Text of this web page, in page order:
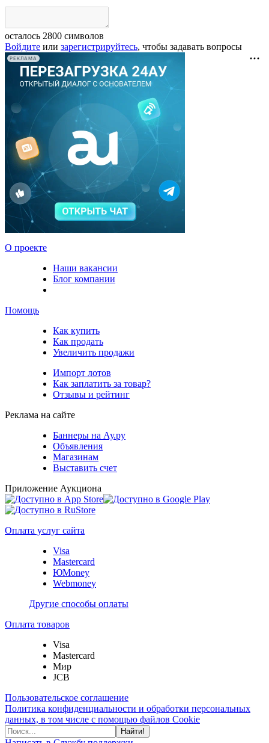
осталось 2800 символов
Войдите или зарегистрируйтесь, чтобы задавать вопросы
РЕКЛАМА
О проекте
Наши вакансии
Блог компании
Помощь
Как купить
Как продать
Увеличить продажи
Импорт лотов
Как заплатить за товар?
Отзывы и рейтинг
Реклама на сайте
Баннеры на Ау.ру
Объявления
Магазинам
Выставить счет
Приложение Аукциона
Оплата услуг сайта
Visa
Mastercard
ЮMoney
Webmoney
Другие способы оплаты
Оплата товаров
Visa
Mastercard
Мир
JCB
Пользовательское соглашение
Политика конфиденциальности и обработки персональных
данных, в том числе с помощью файлов Cookie
Найти!